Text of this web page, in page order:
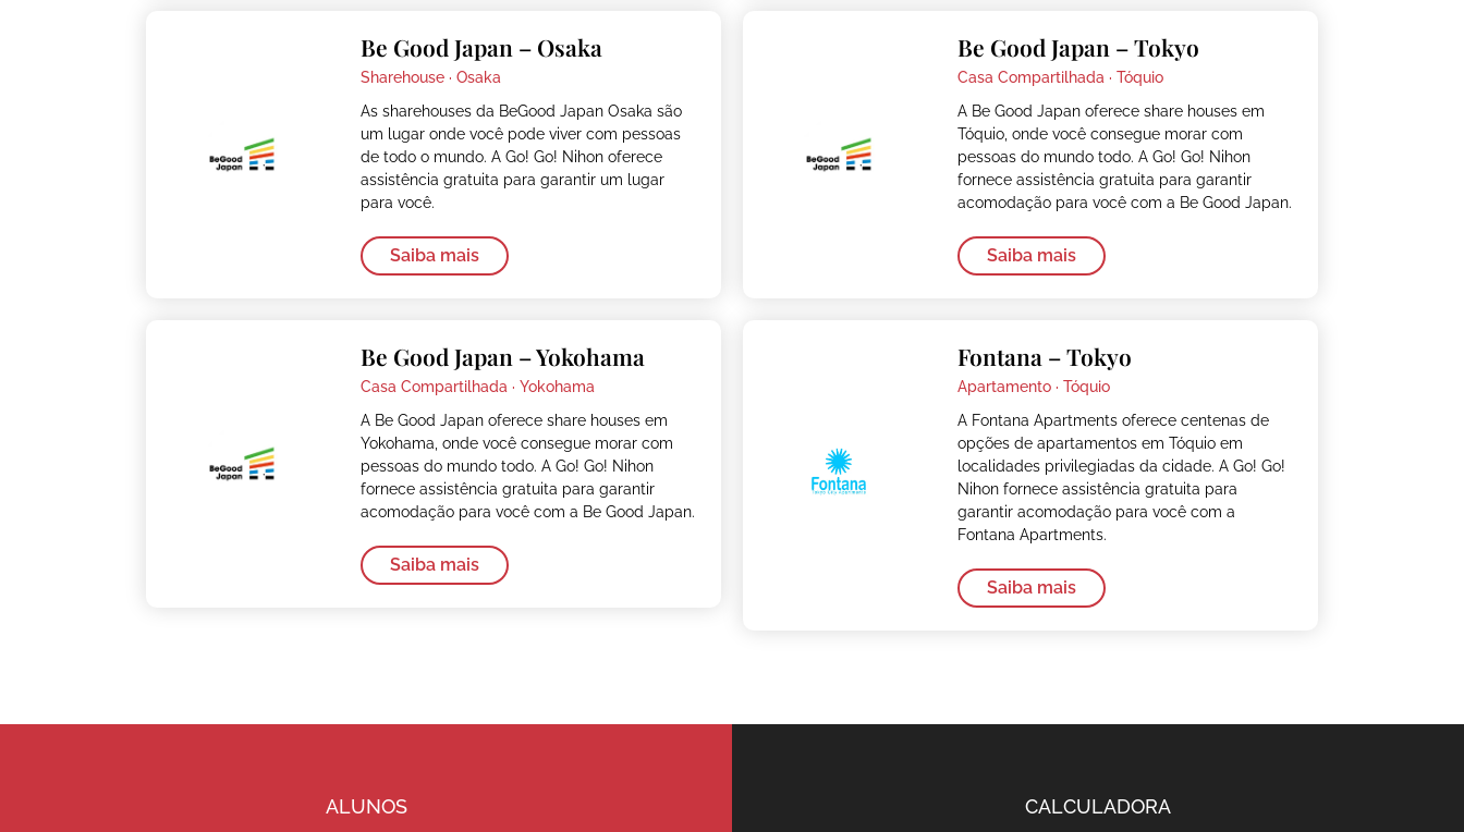
Be Good Japan – Osaka
Sharehouse · Osaka
As sharehouses da BeGood Japan Osaka são
um lugar onde você pode viver com pessoas
de todo o mundo. A Go! Go! Nihon oferece
assistência gratuita para garantir um lugar
para você.
Saiba mais
Be Good Japan – Tokyo
Casa Compartilhada · Tóquio
A Be Good Japan oferece share houses em
Tóquio, onde você consegue morar com
pessoas do mundo todo. A Go! Go! Nihon
fornece assistência gratuita para garantir
acomodação para você com a Be Good Japan.
Saiba mais
Be Good Japan – Yokohama
Casa Compartilhada · Yokohama
A Be Good Japan oferece share houses em
Yokohama, onde você consegue morar com
pessoas do mundo todo. A Go! Go! Nihon
fornece assistência gratuita para garantir
acomodação para você com a Be Good Japan.
Saiba mais
Fontana – Tokyo
Apartamento · Tóquio
A Fontana Apartments oferece centenas de
opções de apartamentos em Tóquio em
localidades privilegiadas da cidade. A Go! Go!
Nihon fornece assistência gratuita para
garantir acomodação para você com a
Fontana Apartments.
Saiba mais
ALUNOS CALCULADORA